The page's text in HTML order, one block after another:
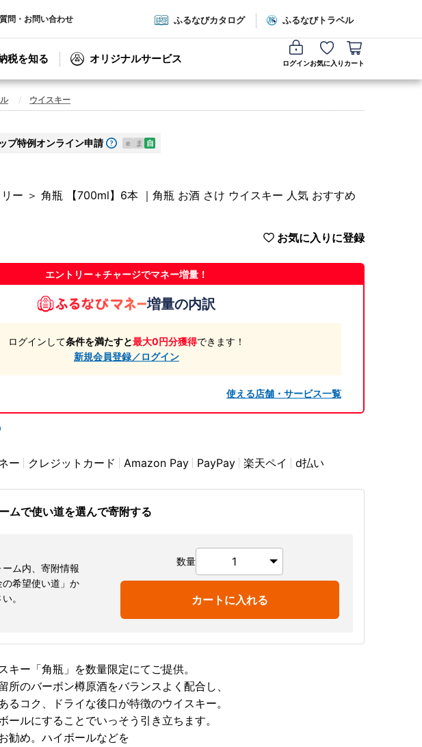
問・お問い合わせ ふるなびカタログ ふるなびトラベル
税を知る オリジナルサービス ログインお気に入り カート
ウイスキー
プ特例オンライン申請 e ま 自
リー ＞ 角瓶 【700ml】6本 ｜角瓶 お酒 さけ ウイスキー 人気 おすすめ
お気に入りに登録
エントリー＋チャージでマネー増量！
増量の内訳
ログインして条件を満たすと最大0円分獲得できます！
新規会員登録／ログイン
使える店舗・サービス一覧
ー クレジットカード Amazon Pay PayPay 楽天ペイ d払い
ムで使い道を選んで寄附する
ム内、寄附情報
希望使い道」か
。
数量
カートに入れる
キー「角瓶」を数量限定にてご提供。
所のバーボン樽原酒をバランスよく配合し、
るコク、ドライな後口が特徴のウイスキー。
ールにすることでいっそう引き立ちます。
勧め。ハイボールなどを